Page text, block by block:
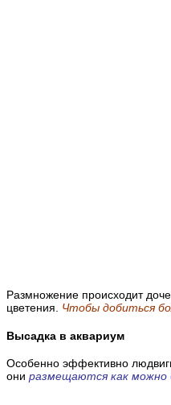
Размножение происходит
цветения. Чтобы добиться
Высадка в аквариум
Особенно эффективно
они размещаются как можно